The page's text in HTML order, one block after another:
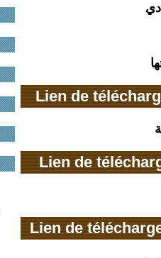
Lien de
Lien de
Lien de